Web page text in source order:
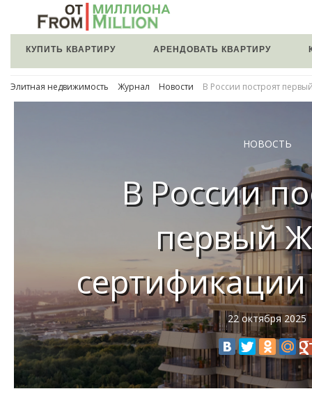
КУПИТЬ КВАРТИРУ АРЕНДОВАТЬ КВАРТИРУ
Элитная недвижимость Журнал Новости В России построят
НОВОСТЬ
В России
первый
сертификации
22 октября 2025